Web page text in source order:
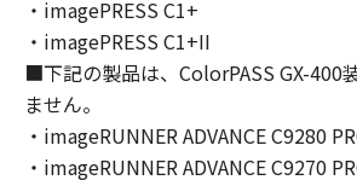
modify, disassemble, decompile
reverse engineer the SOFTWARE
not have any third party to do
3. COPYRIGHT NOTICE
You shall not modify, remove or
copyright notice of Canon or its
・imagePRESS C1+
・imagePRESS C1+II
■下記の製品は、ColorPASS GX-400
ません。
・imageRUNNER ADVANCE C9280
・imageRUNNER ADVANCE C9270